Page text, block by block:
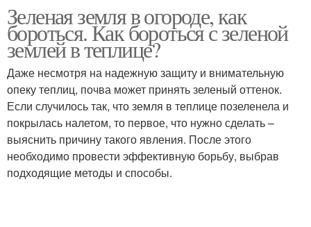
Зеленая земля в огороде, как
бороться. Как бороться с зеленой
землей в теплице?
Даже несмотря на надежную защиту и внимательную
опеку теплиц, почва может принять зеленый оттенок.
Если случилось так, что земля в теплице позеленела и
покрылась налетом, то первое, что нужно сделать –
выяснить причину такого явления. После этого
необходимо провести эффективную борьбу, выбрав
подходящие методы и способы.